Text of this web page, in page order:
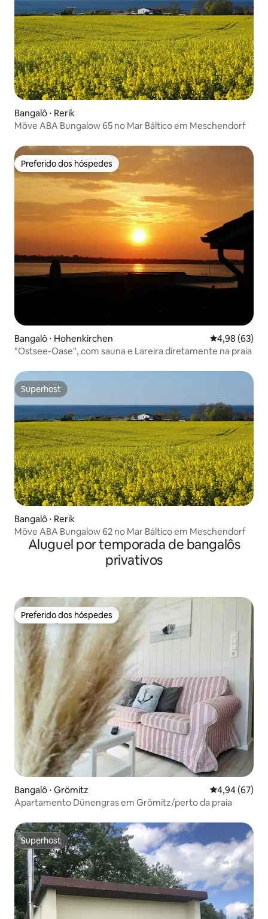
Bangalô ⋅ Rerik
Möve ABA Bungalow 65 no Mar Báltico em Meschendorf
Preferido dos hóspedes
Preferido dos hóspedes
Bangalô ⋅ Hohenkirchen 4,98 de uma
4,98 (63)
"Ostsee-Oase", com sauna e Lareira diretamente na praia
Superhost
Superhost
Bangalô ⋅ Rerik
Möve ABA Bungalow 62 no Mar Báltico em Meschendorf
Aluguel por temporada de bangalôs
privativos
Preferido dos hóspedes
Preferido dos hóspedes
Bangalô ⋅ Grömitz 4,94 de uma
4,94 (67)
Apartamento Dünengras em Grömitz/perto da praia
Superhost
Superhost